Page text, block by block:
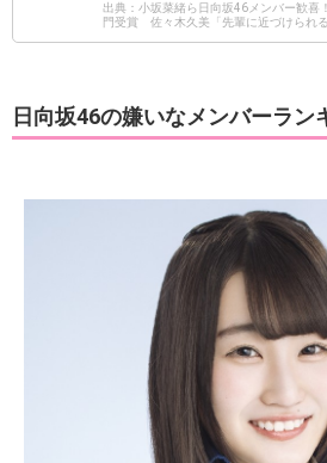
出典：小坂菜緒ら日向坂46メンバー歓喜
門受賞 佐々木久美「先輩に近づけられ
日向坂46の嫌いなメンバーラン